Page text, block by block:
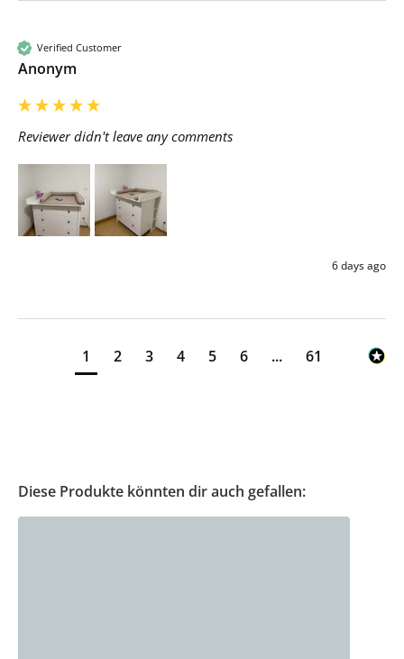
Verified Customer
Anonym
Reviewer didn't leave any comments
6 days ago
1 2 3 4 5 6 ... 61
Diese Produkte könnten dir auch gefallen: